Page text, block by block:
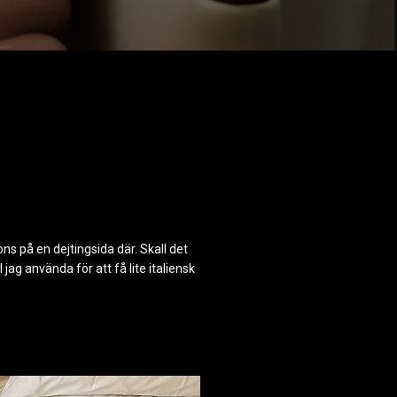
på en dejtingsida där. Skall det
jag använda för att få lite italiensk